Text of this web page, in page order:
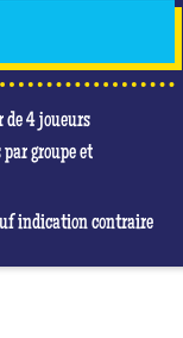
de 4 joueurs
groupe et
indication contraire